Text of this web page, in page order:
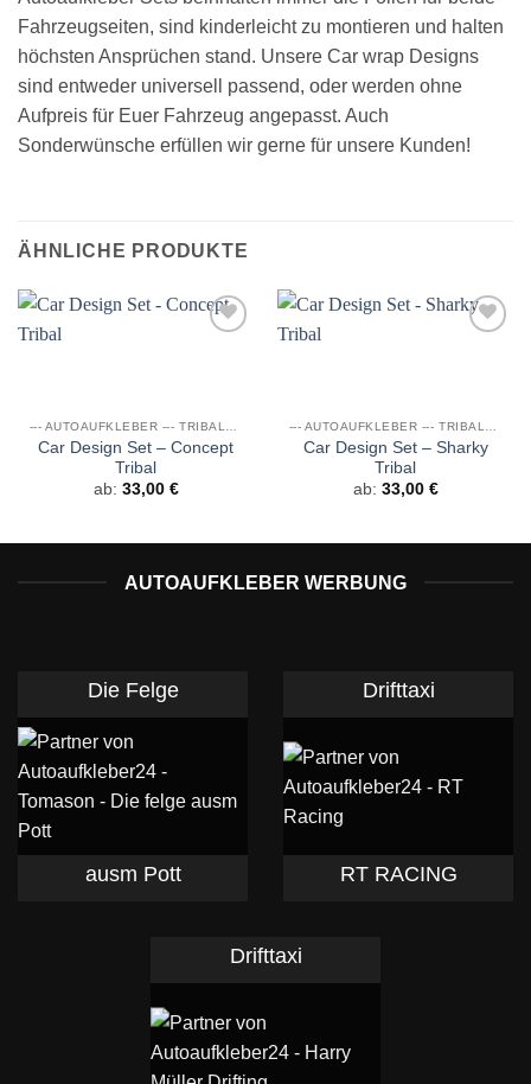
Fahrzeugseiten, sind kinderleicht zu montieren und halten
höchsten Ansprüchen stand. Unsere Car wrap Designs
sind entweder universell passend, oder werden ohne
Aufpreis für Euer Fahrzeug angepasst. Auch
Sonderwünsche erfüllen wir gerne für unsere Kunden!
ÄHNLICHE PRODUKTE
Car Design Set – Concept
Tribal
ab: 33,00 €
Car Design Set – Sharky
Tribal
ab: 33,00 €
AUTOAUFKLEBER WERBUNG
Die Felge
ausm Pott
Drifttaxi
RT RACING
Drifttaxi